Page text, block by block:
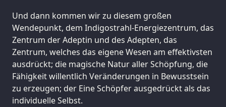
Und dann kommen wir zu diesem großen
Wendepunkt, dem Indigostrahl-Energiezentrum, das
Zentrum der Adeptin und des Adepten, das
Zentrum, welches das eigene Wesen am effektivsten
ausdrückt; die magische Natur aller Schöpfung, die
Fähigkeit willentlich Veränderungen in Bewusstsein
zu erzeugen; der Eine Schöpfer ausgedrückt als das
individuelle Selbst.